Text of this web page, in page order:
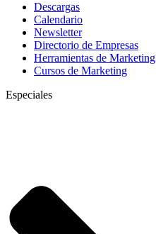
Descargas
Calendario
Newsletter
Directorio de Empresas
Herramientas de Marketing
Cursos de Marketing
Especiales